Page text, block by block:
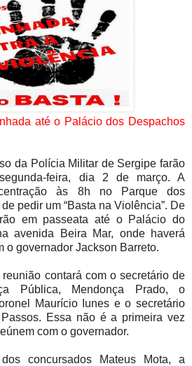
até o Palácio dos Despachos
da Polícia Militar de Sergipe farão
feira, dia 2 de março. A
às 8h no Parque dos
pedir um “Basta na Violência”. De
em passeata até o Palácio do
avenida Beira Mar, onde haverá
o governador Jackson Barreto.
contará com o secretário de
Pública, Mendonça Prado, o
Maurício Iunes e o secretário
Essa não é a primeira vez
com o governador.
concursados Mateus Mota, a